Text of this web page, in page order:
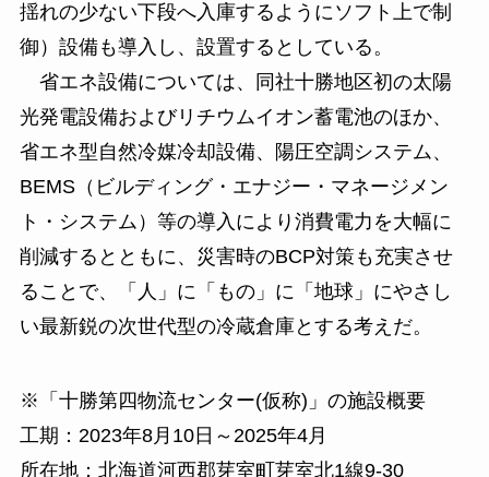
揺れの少ない下段へ入庫するようにソフト上で制
御）設備も導入し、設置するとしている。
省エネ設備については、同社十勝地区初の太陽
光発電設備およびリチウムイオン蓄電池のほか、
省エネ型自然冷媒冷却設備、陽圧空調システム、
BEMS（ビルディング・エナジー・マネージメン
ト・システム）等の導入により消費電力を大幅に
削減するとともに、災害時のBCP対策も充実させ
ることで、「人」に「もの」に「地球」にやさし
い最新鋭の次世代型の冷蔵倉庫とする考えだ。
※「十勝第四物流センター(仮称)」の施設概要
工期：2023年8月10日～2025年4月
所在地：北海道河西郡芽室町芽室北1線9-30